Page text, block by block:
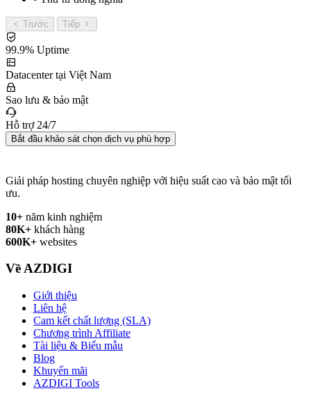
Trước Tiếp
99.9% Uptime
Datacenter tại Việt Nam
Sao lưu & bảo mật
Hỗ trợ 24/7
Bắt đầu khảo sát chọn dịch vụ phù hợp
Giải pháp hosting chuyên nghiệp với hiệu suất cao và bảo mật tối
ưu.
10+ năm kinh nghiệm
80K+ khách hàng
600K+ websites
Về AZDIGI
Giới thiệu
Liên hệ
Cam kết chất lượng (SLA)
Chương trình Affiliate
Tài liệu & Biểu mẫu
Blog
Khuyến mãi
AZDIGI Tools